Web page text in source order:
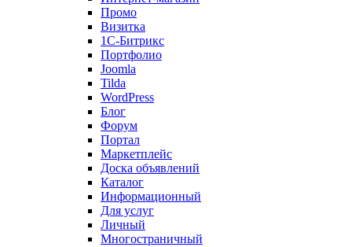
Промо
Визитка
1С-Битрикс
Портфолио
Joomla
Tilda
WordPress
Блог
Форум
Портал
Маркетплейс
Доска объявлений
Каталог
Информационный
Для услуг
Личный
Многостраничный